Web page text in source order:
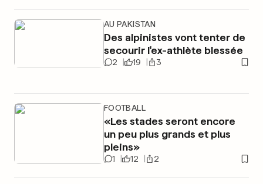
AU PAKISTAN
Des alpinistes vont tenter de
secourir l'ex-athlète blessée
2 19 3
FOOTBALL
«Les stades seront encore
un peu plus grands et plus
pleins»
1 12 2